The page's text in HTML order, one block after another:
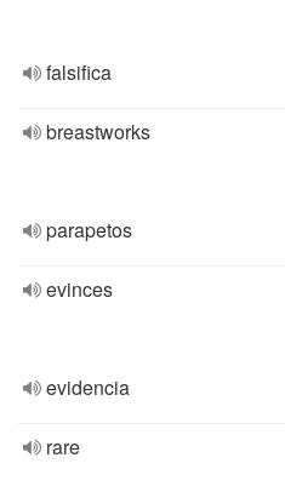
falsifica
breastworks
parapetos
evinces
evidencia
rare